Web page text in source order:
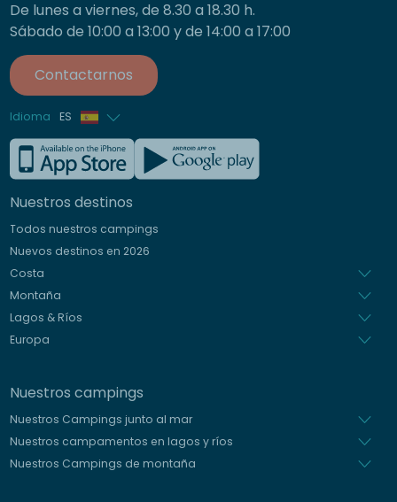
De lunes a viernes, de 8.30 a 18.30 h.
Sábado de 10:00 a 13:00 y de 14:00 a 17:00
Contactarnos
Idioma ES
Francés
Inglés
Alemán
Nuestros destinos
Todos nuestros campings
Nuevos destinos en 2026
Costa
Montaña
Lagos & Ríos
Europa
Nuestros campings
Nuestros Campings junto al mar
Nuestros campamentos en lagos y ríos
Nuestros Campings de montaña